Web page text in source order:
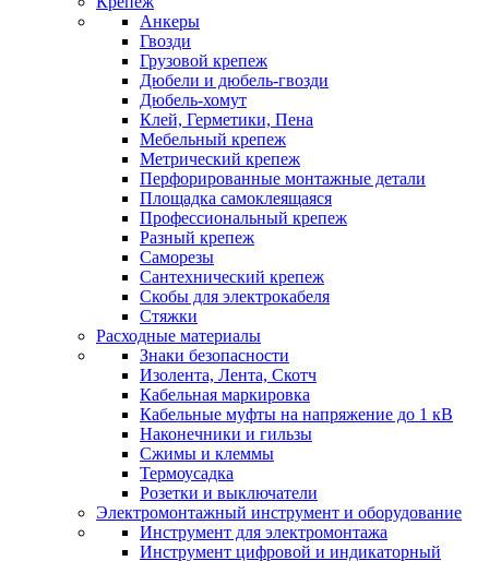
Анкеры
Гвозди
Грузовой крепеж
Дюбели и дюбель-гвозди
Дюбель-хомут
Клей, Герметики, Пена
Мебельный крепеж
Метрический крепеж
Перфорированные монтажные детали
Площадка самоклеящаяся
Профессиональный крепеж
Разный крепеж
Саморезы
Сантехнический крепеж
Скобы для электрокабеля
Стяжки
Расходные материалы
Знаки безопасности
Изолента, Лента, Скотч
Кабельная маркировка
Кабельные муфты на напряжение до 1 кВ
Наконечники и гильзы
Сжимы и клеммы
Термоусадка
Розетки и выключатели
Электромонтажный инструмент и оборудование
Инструмент для электромонтажа
Инструмент цифровой и индикаторный